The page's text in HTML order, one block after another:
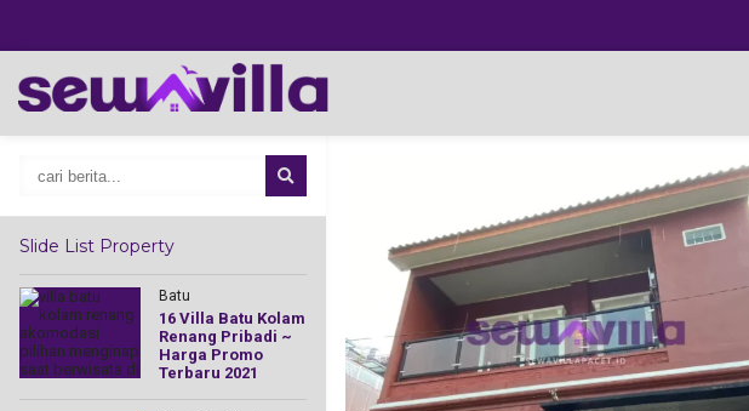
Slide List Property
Batu
16 Villa Batu Kolam
Renang Pribadi ~
Harga Promo
Terbaru 2021
Yogyakarta
Villa Kolam
Renang Murah
Jogja Fasilitas
Mewah